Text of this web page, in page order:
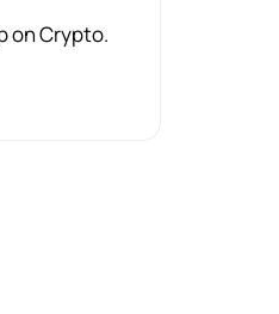
on Crypto.